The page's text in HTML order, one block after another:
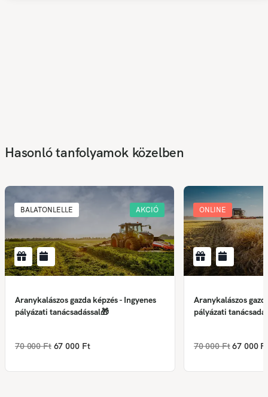
Hasonló tanfolyamok közelben
BALATONLELLE AKCIÓ
Aranykalászos gazda képzés - Ingyenes
pályázati tanácsadással🎁
70 000 Ft 67 000 Ft
ONLINE
Aranykalászos
pályázati
70 000 Ft 67 000